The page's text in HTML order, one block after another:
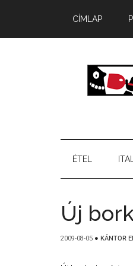
CÍMLAP
ÉTEL ITAL
Új
2009-08-05 ● KÁNTOR